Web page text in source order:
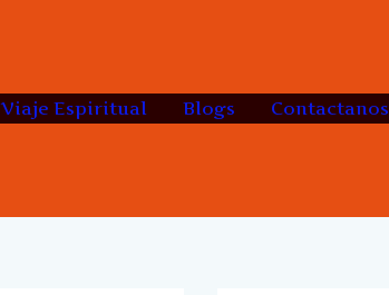
Viaje Espiritual Blogs Contactanos